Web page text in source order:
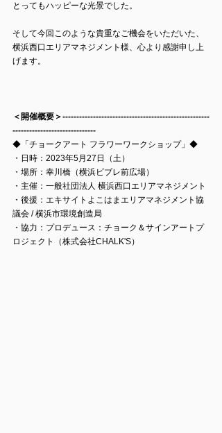
とってもハッピーな光景でした。
そして今回このような貴重なご機会をいただいた、
横浜西口エリアマネジメント様、心より感謝申し上
げます。
＜開催概要＞-----------------------------------------------------
------------------------------
◆「チョークアート フラワーワークショップ」◆
・日時：2023年5月27日（土）
・場所：幸川橋（横浜ビブレ前広場）
・主催：一般社団法人 横浜西口エリアマネジメント
・後援：エキサイトよこはまエリアマネジメント協
議会 / 横浜市環境創造局
・協力：プロデュース：チョーク＆サインアートプ
ロジェクト（株式会社CHALK'S）